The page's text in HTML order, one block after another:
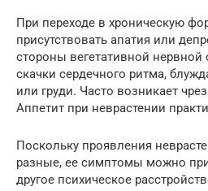
При переходе в хроническую
присутствовать апатия или
стороны вегетативной
скачки сердечного ритма,
или груди. Часто возникает
Аппетит при неврастении
Поскольку проявления
разные, ее симптомы можно
другое психическое